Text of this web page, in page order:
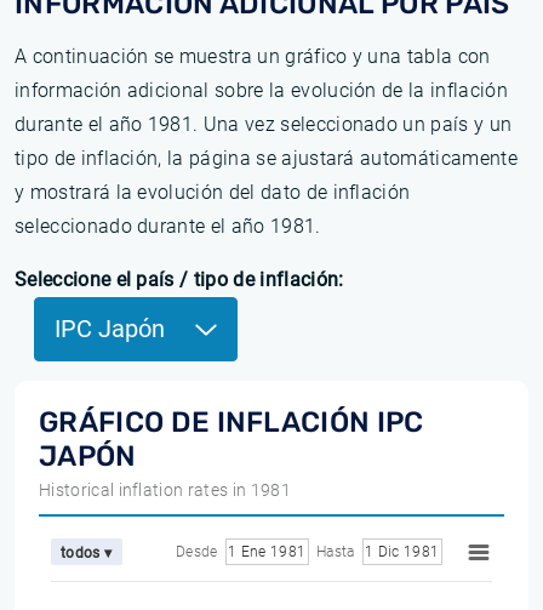
A continuación se muestra un gráfico y una tabla con
información adicional sobre la evolución de la inflación
durante el año 1981. Una vez seleccionado un país y un
tipo de inflación, la página se ajustará automáticamente
y mostrará la evolución del dato de inflación
seleccionado durante el año 1981.
Seleccione el país / tipo de inflación:
IPC Japón
GRÁFICO DE INFLACIÓN IPC
JAPÓN
Historical inflation rates in 1981
todos ▾ Desde 1 Ene 1981 Hasta 1 Dic 1981